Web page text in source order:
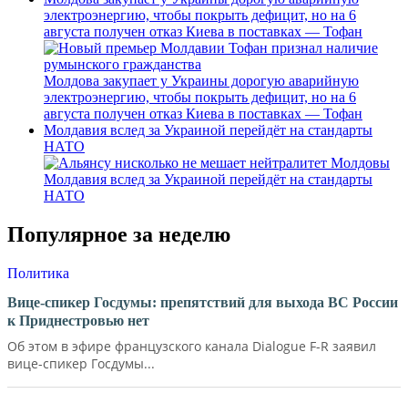
электроэнергию, чтобы покрыть дефицит, но на 6
августа получен отказ Киева в поставках — Тофан
Молдова закупает у Украины дорогую аварийную
электроэнергию, чтобы покрыть дефицит, но на 6
августа получен отказ Киева в поставках — Тофан
Молдавия вслед за Украиной перейдёт на стандарты
НАТО
Молдавия вслед за Украиной перейдёт на стандарты
НАТО
Популярное за неделю
Политика
Вице-спикер Госдумы: препятствий для выхода ВС России
к Приднестровью нет
Об этом в эфире французского канала Dialogue F-R заявил
вице-спикер Госдумы...